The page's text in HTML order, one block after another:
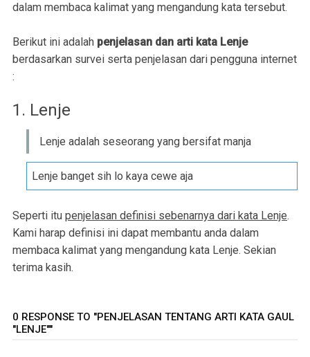
dalam membaca kalimat yang mengandung kata tersebut.
Berikut ini adalah penjelasan dan arti kata Lenje
berdasarkan survei serta penjelasan dari pengguna internet
:
1. Lenje
Lenje adalah seseorang yang bersifat manja
Lenje banget sih lo kaya cewe aja
Seperti itu penjelasan definisi sebenarnya dari kata Lenje.
Kami harap definisi ini dapat membantu anda dalam
membaca kalimat yang mengandung kata Lenje. Sekian
terima kasih.
0 RESPONSE TO "PENJELASAN TENTANG ARTI KATA GAUL
"LENJE""